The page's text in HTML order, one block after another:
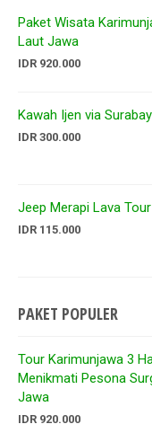
Paket Wisata
Laut Jawa
IDR 920.000
Kawah Ijen via
IDR 300.000
Jeep Merapi Lava Tour
IDR 115.000
PAKET POPULER
Tour Karimunjawa 3
Menikmati Pesona
Jawa
IDR 920.000